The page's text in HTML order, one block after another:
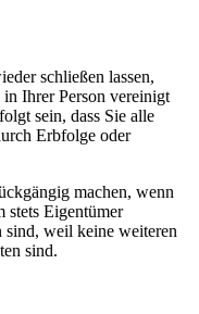
schließen lassen,
Ihrer Person vereinigt
sein, dass Sie alle
Erbfolge oder
machen, wenn
stets Eigentümer
sind, weil keine weiteren
sind.